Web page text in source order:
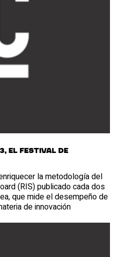
el festival de
la metodología del
(RIS) publicado cada dos
que mide el desempeño de
de innovación